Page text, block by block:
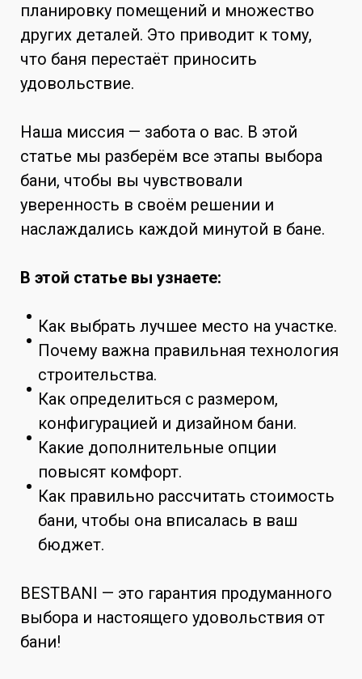
планировку помещений и множество
других деталей. Это приводит к тому,
что баня перестаёт приносить
удовольствие.
Наша миссия — забота о вас. В этой
статье мы разберём все этапы выбора
бани, чтобы вы чувствовали
уверенность в своём решении и
наслаждались каждой минутой в бане.
В этой статье вы узнаете:
Как выбрать лучшее место на участке.
Почему важна правильная технология
строительства.
Как определиться с размером,
конфигурацией и дизайном бани.
Какие дополнительные опции
повысят комфорт.
Как правильно рассчитать стоимость
бани, чтобы она вписалась в ваш
бюджет.
BESTBANI — это гарантия продуманного
выбора и настоящего удовольствия от
бани!